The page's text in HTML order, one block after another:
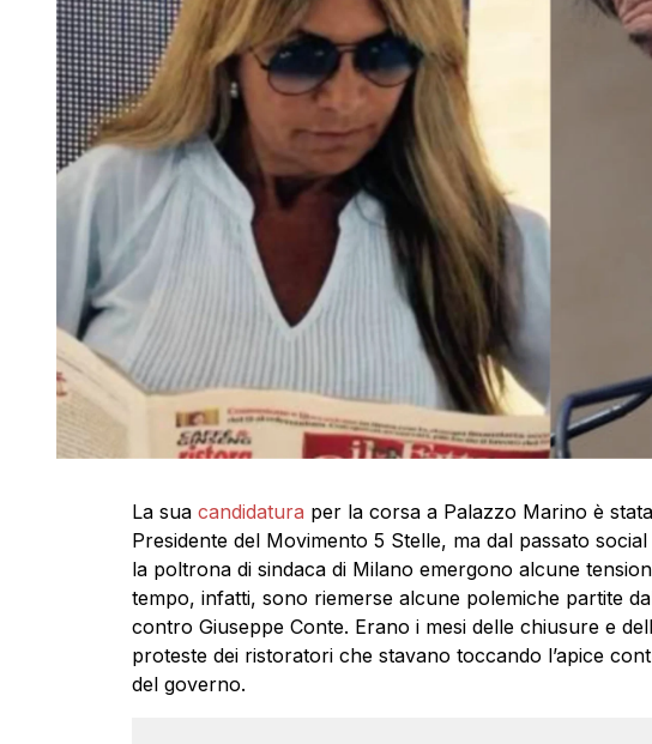
La sua candidatura per la corsa a Palazzo Marino è
Presidente del Movimento 5 Stelle, ma dal passato
la poltrona di sindaca di Milano emergono alcune
tempo, infatti, sono riemerse alcune polemiche partite
contro Giuseppe Conte. Erano i mesi delle chiusure e
proteste dei ristoratori che stavano toccando l’apice
del governo.